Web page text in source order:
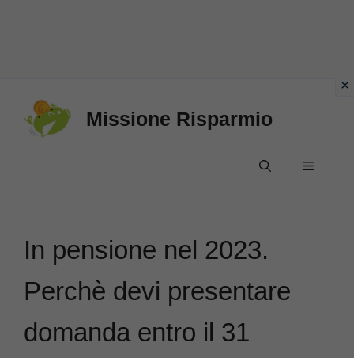
Missione Risparmio
Menu
In pensione nel 2023.
Perchè devi presentare
domanda entro il 31